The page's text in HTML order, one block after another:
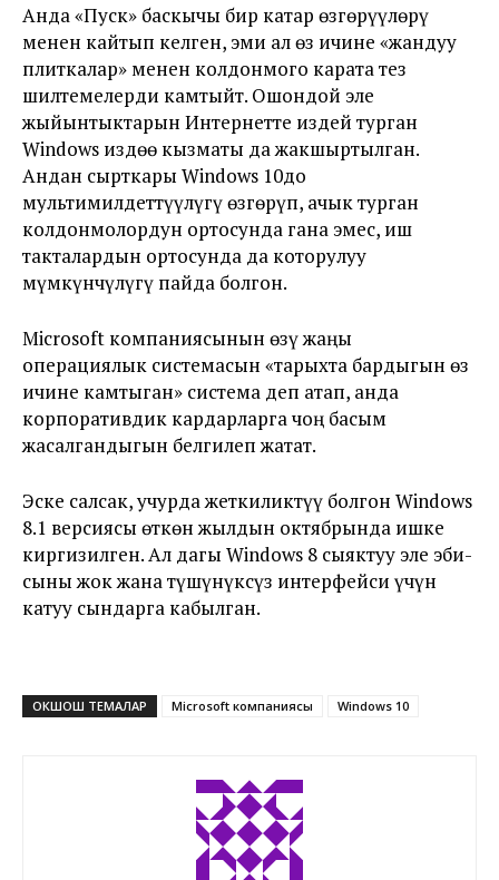
Анда «Пуск» баскычы бир катар өзгөрүүлөрү
менен кайтып келген, эми ал өз ичине «жандуу
плиткалар» менен колдонмого карата тез
шилтемелерди камтыйт. Ошондой эле
жыйынтыктарын Интернетте издей турган
Windows издөө кызматы да жакшыртылган.
Андан сырткары Windows 10до
мультимилдеттүүлүгү өзгөрүп, ачык турган
колдонмолордун ортосунда гана эмес, иш
такталардын ортосунда да которулуу
мүмкүнчүлүгү пайда болгон.
Microsoft компаниясынын өзү жаңы
операциялык системасын «тарыхта бардыгын өз
ичине камтыган» система деп атап, анда
корпоративдик кардарларга чоң басым
жасалгандыгын белгилеп жатат.
Эске салсак, учурда жеткиликтүү болгон Windows
8.1 версиясы өткөн жылдын октябрында ишке
киргизилген. Ал дагы Windows 8 сыяктуу эле эби-
сыны жок жана түшүнүксүз интерфейси үчүн
катуу сындарга кабылган.
ОКШОШ ТЕМАЛАР Microsoft компаниясы Windows 10